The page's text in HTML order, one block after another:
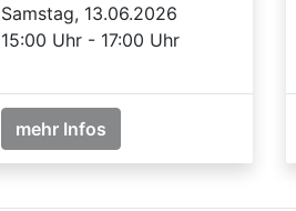
Samstag, 13.06.2026
15:00 Uhr - 17:00 Uhr
mehr Infos